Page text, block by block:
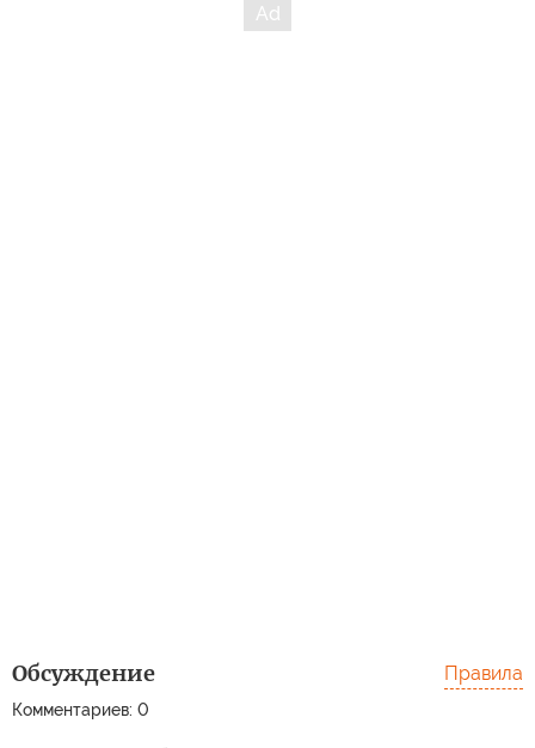
Обсуждение
Комментариев: 0
Правила